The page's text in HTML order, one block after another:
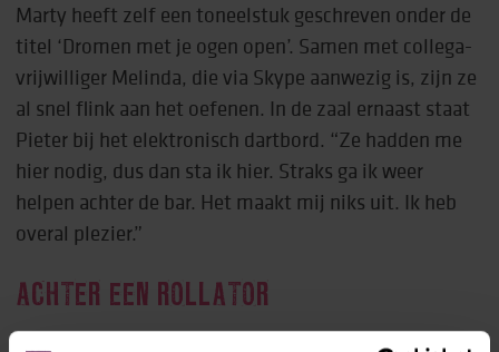
Marty heeft zelf een toneelstuk geschreven onder de
titel ‘Dromen met je ogen open’. Samen met collega-
vrijwilliger Melinda, die via Skype aanwezig is, zijn ze
al snel flink aan het oefenen. In de zaal ernaast staat
Pieter bij het elektronisch dartbord. “Ze hadden me
hier nodig, dus dan sta ik hier. Straks ga ik weer
helpen achter de bar. Het maakt mij niks uit. Ik heb
overal plezier.”
ACHTER EEN ROLLATOR
Pieter en Marty hopen dat het aantal activiteiten in